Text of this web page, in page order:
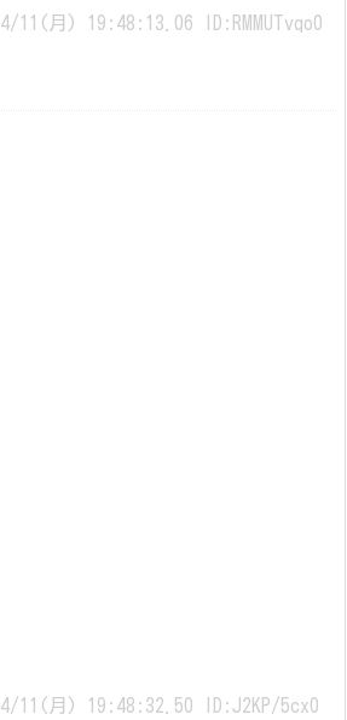
11(月) 19:48:13.06 ID:RMMUTvqo0
11(月) 19:48:32.50 ID:J2KP/5cx0